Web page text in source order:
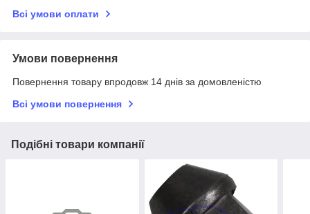
Всі умови оплати
Умови повернення
Повернення товару впродовж 14 днів за домовленістю
Всі умови повернення
Подібні товари компанії